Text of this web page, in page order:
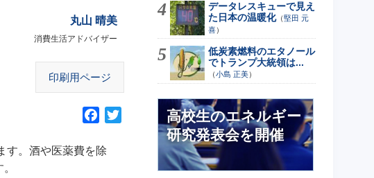
丸山 晴美
消費生活アドバイザー
印刷用ページ
c
す。酒や医薬費を除
データレスキューで見え
た日本の温暖化（堅田 元
喜）
低炭素燃料のエタノール
でトランプ大統領は...
（小島 正美）
高校生のエネルギー
研究発表会を開催